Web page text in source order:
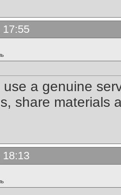
17:55
a genuine
share materials
18:13